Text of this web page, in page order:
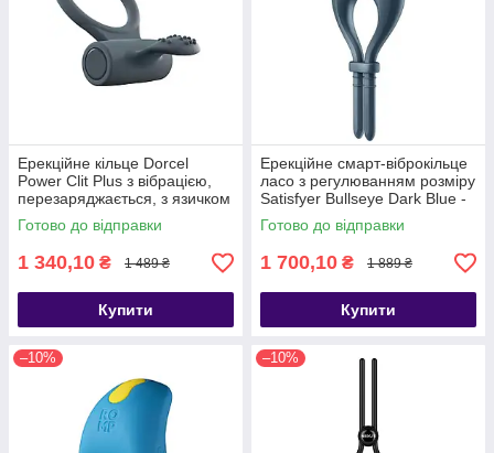
Ерекційне кільце Dorcel
Power Clit Plus з вібрацією,
перезаряджається, з язичком
та щіточкою, Черный -
SO1417
Готово до відправки
1 340,10 ₴ 1 489 ₴
Купити
Ерекційне смарт-віброкільце
ласо з регулюванням розміру
Satisfyer Bullseye Dark Blue -
SO6121
Готово до відправки
1 700,10 ₴ 1 889 ₴
Купити
–10% –10%